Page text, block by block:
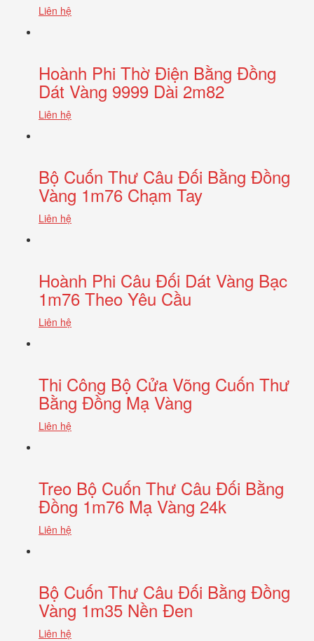
Liên hệ
Hoành Phi Thờ Điện Bằng Đồng
Dát Vàng 9999 Dài 2m82
Liên hệ
Bộ Cuốn Thư Câu Đối Bằng Đồng
Vàng 1m76 Chạm Tay
Liên hệ
Hoành Phi Câu Đối Dát Vàng Bạc
1m76 Theo Yêu Cầu
Liên hệ
Thi Công Bộ Cửa Võng Cuốn Thư
Bằng Đồng Mạ Vàng
Liên hệ
Treo Bộ Cuốn Thư Câu Đối Bằng
Đồng 1m76 Mạ Vàng 24k
Liên hệ
Bộ Cuốn Thư Câu Đối Bằng Đồng
Vàng 1m35 Nền Đen
Liên hệ